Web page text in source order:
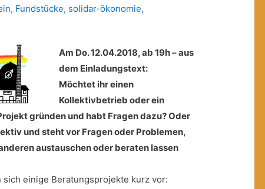
, Fundstücke, solidar-ökonomie,
Am Do. 12.04.2018, ab 19h – aus
dem Einladungstext:
Möchtet ihr einen
Kollektivbetrieb oder ein
gründen und habt Fragen dazu? Oder
und steht vor Fragen oder Problemen,
austauschen oder beraten lassen
sich einige Beratungsprojekte kurz vor: